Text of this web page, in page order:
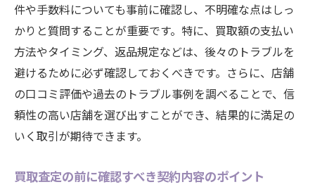
件や手数料についても事前に確認し、不明確な点はしっ
かりと質問することが重要です。特に、買取額の支払い
方法やタイミング、返品規定などは、後々のトラブルを
避けるために必ず確認しておくべきです。さらに、店舗
の口コミ評価や過去のトラブル事例を調べることで、信
頼性の高い店舗を選び出すことができ、結果的に満足の
いく取引が期待できます。
買取査定の前に確認すべき契約内容のポイント